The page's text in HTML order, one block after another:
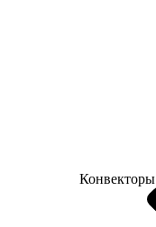
Конвекторы